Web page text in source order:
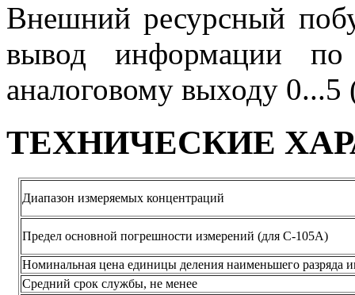
Внешний ресурсный
вывод информации
аналоговому выходу
ТЕХНИЧЕСКИЕ
Диапазон измеряемых концентраций
Предел основной погрешности измерений (для С-105А)
Номинальная цена единицы деления наименьшего разряда
Средний срок службы, не менее